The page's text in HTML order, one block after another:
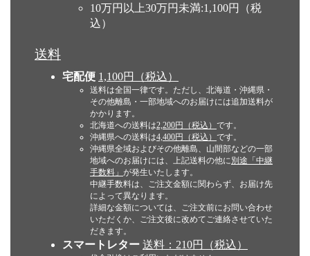
10万円以上30万円未満:1,100円（税
込）
送料
宅配便 1,100円（税込）
送料は全国一律です。ただし、北海道・沖縄県・
その他離島・一部地域へのお届けには追加送料が
かかります。
北海道への送料は2,200円（税込） です。
沖縄県への送料は4,400円（税込） です。
沖縄県全域およびその他離島、山間部などの一部
地域へのお届けには、上記送料の他に別途「中継
手数料」 が発生いたします。
中継手数料は、ご注文金額に関わらず、お届け先
によって異なります。
詳細な金額については、ご注文前にお問い合わせ
いただくか、ご注文後に改めてご連絡させていた
だきます。
スマートレター 送料：210円（税込）